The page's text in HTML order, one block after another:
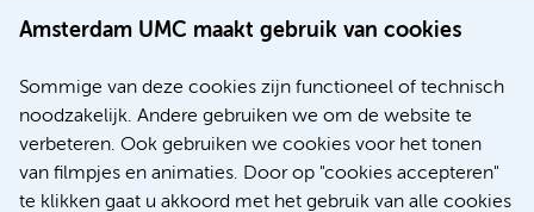
Amsterdam UMC maakt gebruik van cookies
Sommige van deze cookies zijn functioneel of technisch
noodzakelijk. Andere gebruiken we om de website te
verbeteren. Ook gebruiken we cookies voor het tonen
van filmpjes en animaties. Door op "cookies accepteren"
te klikken gaat u akkoord met het gebruik van alle cookies
Werken bij Amsterdam UMC
Nieuws
Research
Educatie locatie AMC
Educatie locatie VUmc